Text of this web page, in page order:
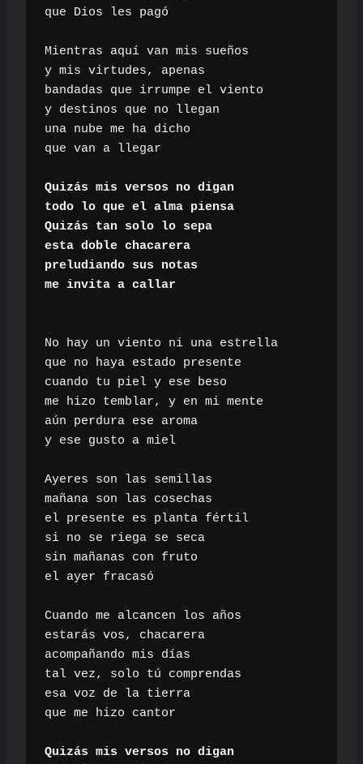
que Dios les pagó
Mientras aquí van mis sueños
y mis virtudes, apenas
bandadas que irrumpe el viento
y destinos que no llegan
una nube me ha dicho
que van a llegar
Quizás mis versos no digan
todo lo que el alma piensa
Quizás tan solo lo sepa
esta doble chacarera
preludiando sus notas
me invita a callar
No hay un viento ni una estrella
que no haya estado presente
cuando tu piel y ese beso
me hizo temblar, y en mi mente
aún perdura ese aroma
y ese gusto a miel
Ayeres son las semillas
mañana son las cosechas
el presente es planta fértil
si no se riega se seca
sin mañanas con fruto
el ayer fracasó
Cuando me alcancen los años
estarás vos, chacarera
acompañando mis días
tal vez, solo tú comprendas
esa voz de la tierra
que me hizo cantor
Quizás mis versos no digan